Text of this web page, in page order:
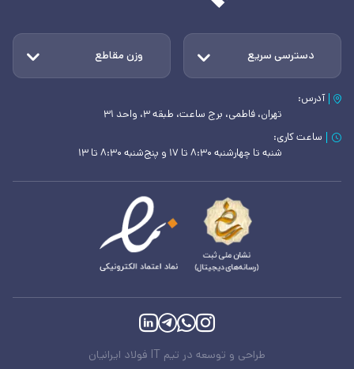
دسترسی سریع وزن مقاطع
آدرس:
تهران، فاطمی، برج ساعت، طبقه ۳، واحد ۳۱
ساعت کاری:
شنبه تا چهارشنبه ۸:۳۰ تا ۱۷ و پنج‌شنبه ۸:۳۰ تا ۱۳
طراحی و توسعه در تیم IT فولاد ایرانیان